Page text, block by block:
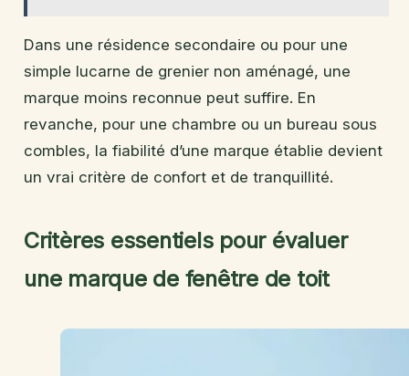
Dans une résidence secondaire ou pour une
simple lucarne de grenier non aménagé, une
marque moins reconnue peut suffire. En
revanche, pour une chambre ou un bureau sous
combles, la fiabilité d’une marque établie devient
un vrai critère de confort et de tranquillité.
Critères essentiels pour évaluer
une marque de fenêtre de toit